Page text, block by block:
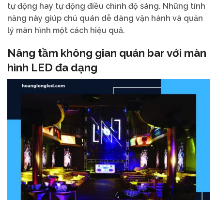
tự động hay tự động điều chỉnh độ sáng. Những tính
năng này giúp chủ quán dễ dàng vận hành và quản
lý màn hình một cách hiệu quả.
Nâng tầm không gian quán bar với màn
hình LED đa dạng